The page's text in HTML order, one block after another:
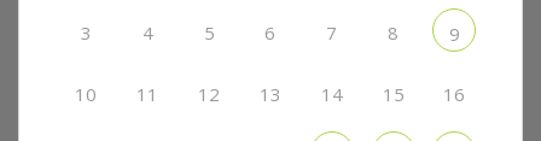
3 4 5 6 7 8 9
10 11 12 13 14 15 16